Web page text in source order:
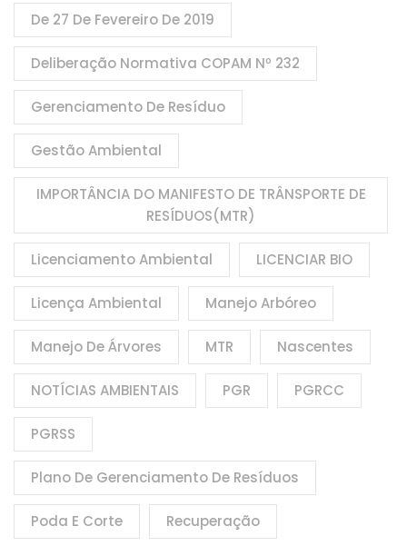
De 27 De Fevereiro De 2019
Deliberação Normativa COPAM Nº 232
Gerenciamento De Resíduo
Gestão Ambiental
IMPORTÂNCIA DO MANIFESTO DE TRÂNSPORTE DE
RESÍDUOS(MTR)
Licenciamento Ambiental LICENCIAR BIO
Licença Ambiental Manejo Arbóreo
Manejo De Árvores MTR Nascentes
NOTÍCIAS AMBIENTAIS PGR PGRCC
PGRSS
Plano De Gerenciamento De Resíduos
Poda E Corte Recuperação